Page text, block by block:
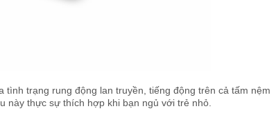
tình trạng rung động lan truyền, tiếng động trên cả tấm nệm
này thực sự thích hợp khi bạn ngủ với trẻ nhỏ.